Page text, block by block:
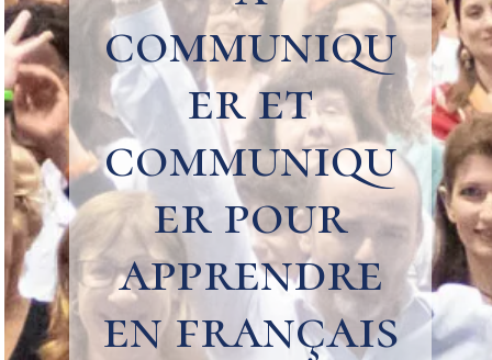
communiqu
er et
communiqu
er pour
apprendre
en français